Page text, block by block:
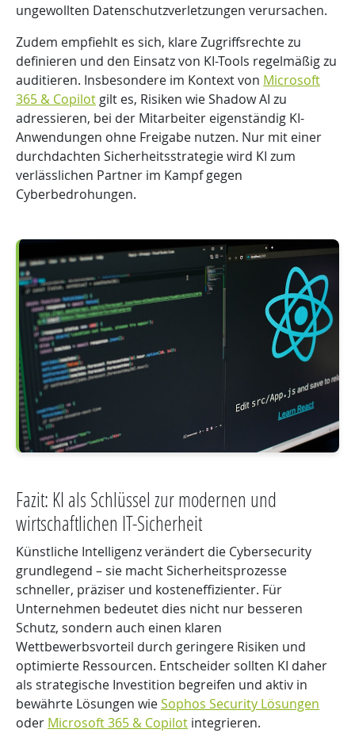
ungewollten Datenschutzverletzungen verursachen.
Zudem empfiehlt es sich, klare Zugriffsrechte zu
definieren und den Einsatz von KI-Tools regelmäßig zu
auditieren. Insbesondere im Kontext von Microsoft
365 & Copilot gilt es, Risiken wie Shadow AI zu
adressieren, bei der Mitarbeiter eigenständig KI-
Anwendungen ohne Freigabe nutzen. Nur mit einer
durchdachten Sicherheitsstrategie wird KI zum
verlässlichen Partner im Kampf gegen
Cyberbedrohungen.
Fazit: KI als Schlüssel zur modernen und
wirtschaftlichen IT-Sicherheit
Künstliche Intelligenz verändert die Cybersecurity
grundlegend – sie macht Sicherheitsprozesse
schneller, präziser und kosteneffizienter. Für
Unternehmen bedeutet dies nicht nur besseren
Schutz, sondern auch einen klaren
Wettbewerbsvorteil durch geringere Risiken und
optimierte Ressourcen. Entscheider sollten KI daher
als strategische Investition begreifen und aktiv in
bewährte Lösungen wieSophos Security Lösungen
oder Microsoft 365 & Copilot integrieren.